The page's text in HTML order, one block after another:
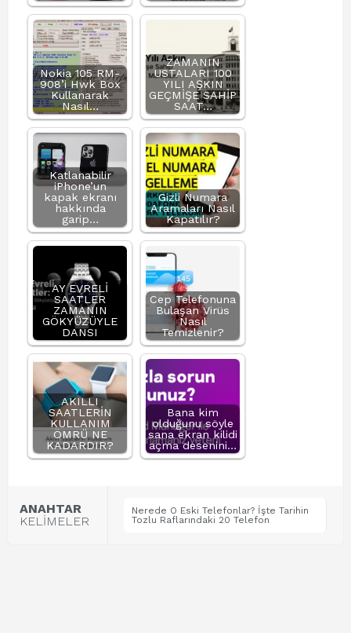
Nokia 105 RM-
908’i Hwk Box
Kullanarak
Nasıl…
ZAMANIN
USTALARI 100
YILI AŞKIN
GEÇMİŞE SAHİP
SAAT…
Katlanabilir
iPhone’un
kapak ekranı
hakkında
garip…
Gizli Numara
Aramaları Nasıl
Kapatılır?
AY EVRELİ
SAATLER
ZAMANIN
GÖKYÜZÜYLE
DANSI
Cep Telefonuna
Bulaşan Virüs
Nasıl
Temizlenir?
AKILLI
SAATLERİN
KULLANIM
ÖMRÜ NE
KADARDIR?
Bana kim
olduğunu söyle
sana ekran kilidi
açma desenini…
ANAHTAR
KELİMELER
Nerede O Eski Telefonlar? İşte Tarihin
Tozlu Raflarındaki 20 Telefon